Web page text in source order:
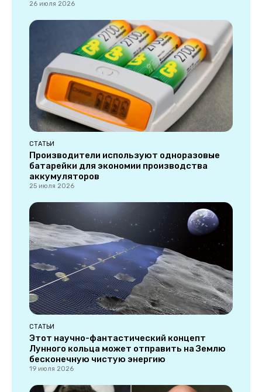
26 июля 2026
СТАТЬИ
Производители используют одноразовые
батарейки для экономии производства
аккумуляторов
25 июля 2026
СТАТЬИ
Этот научно-фантастический концепт
Лунного кольца может отправить на Землю
бесконечную чистую энергию
19 июля 2026